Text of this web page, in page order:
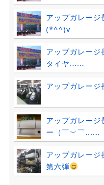
アップガレー
(*^^)v
アップガレー
タイヤ......
アップガレー
アップガレー
ー（￣︶￣......
アップガレー
第六弾